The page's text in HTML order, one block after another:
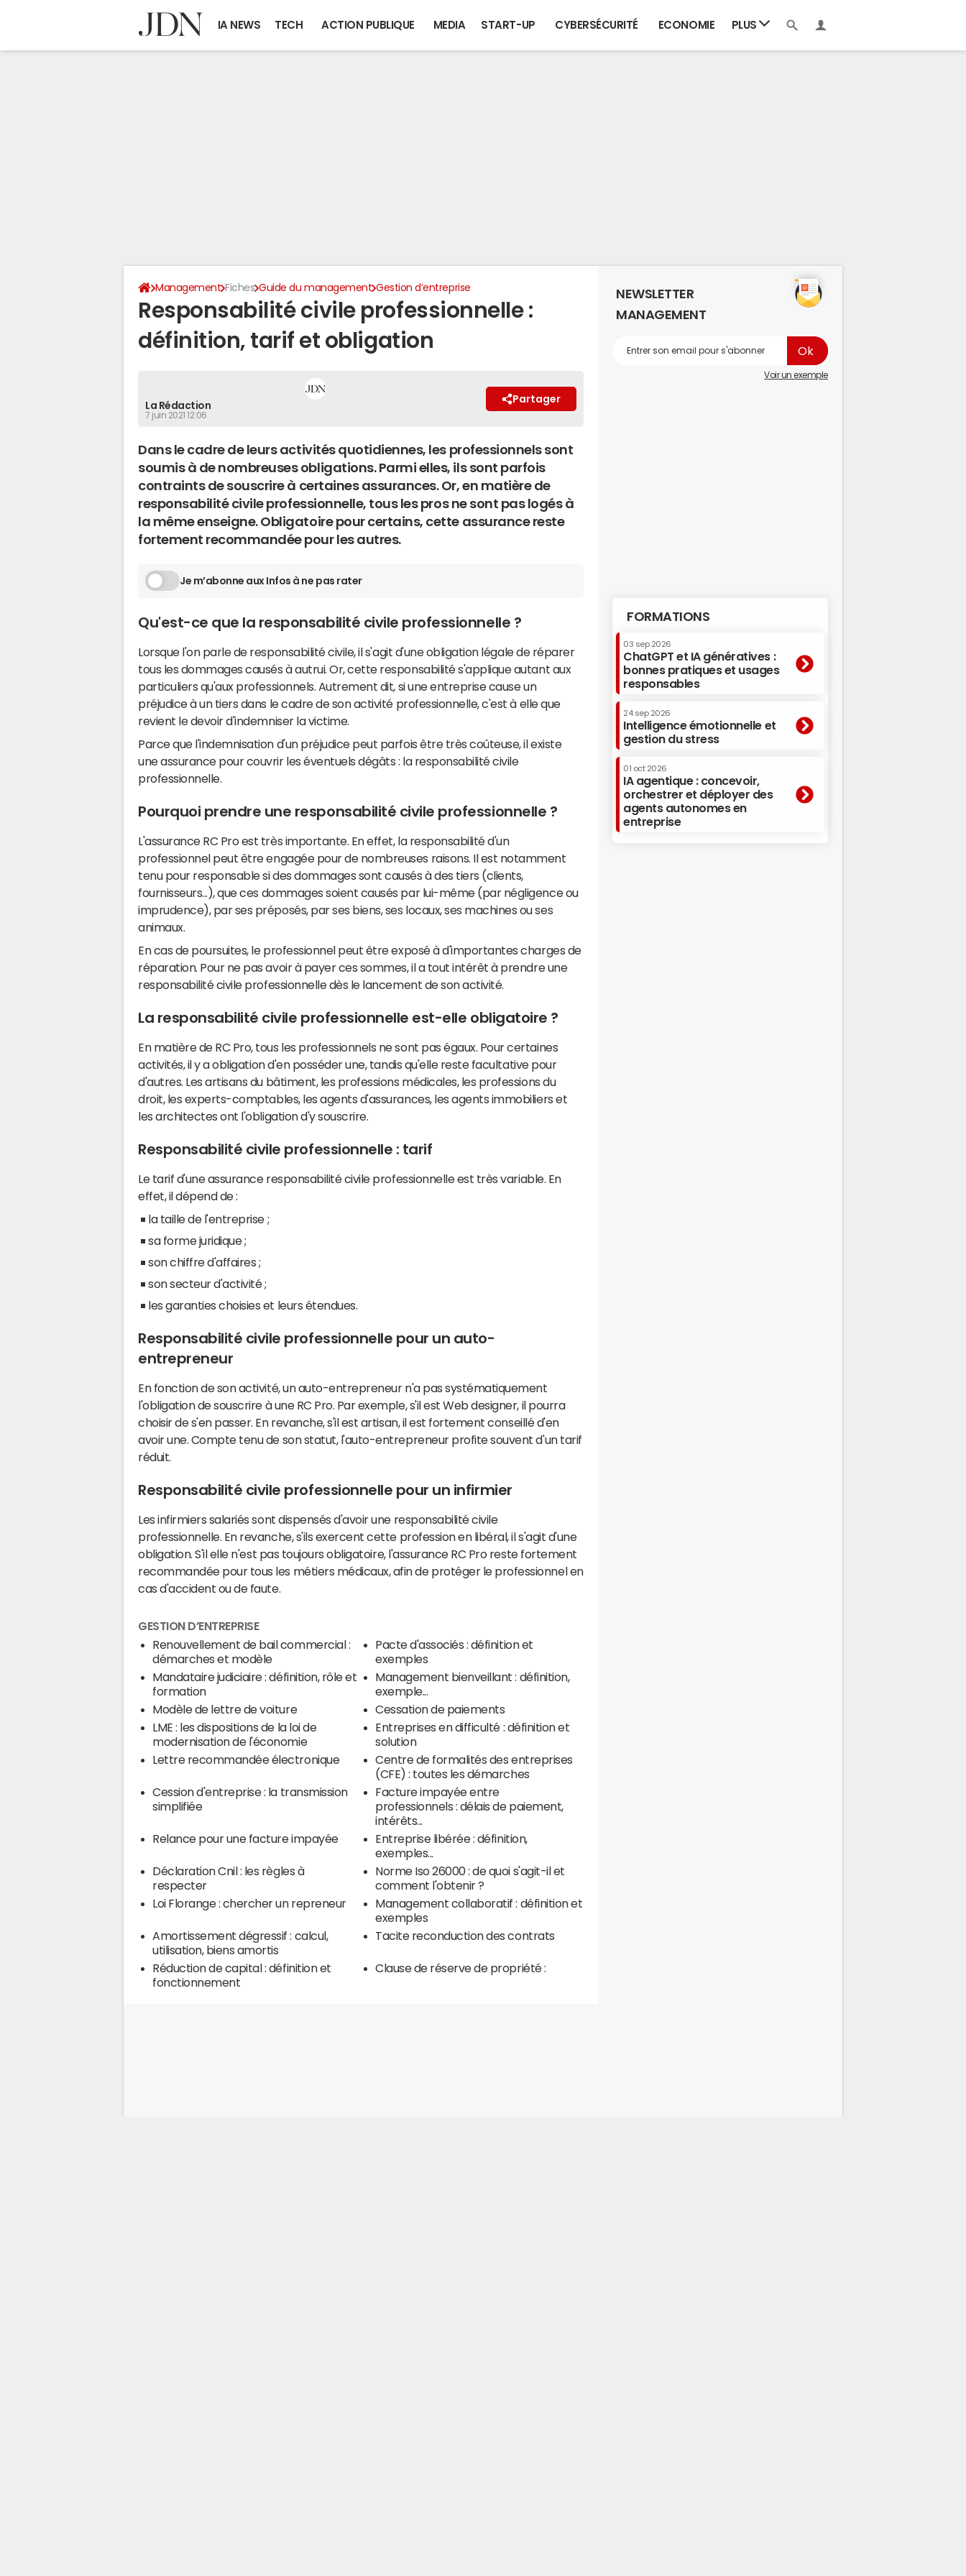
IA NEWS TECH ACTION PUBLIQUE MEDIA START-UP CYBERSÉCURITÉ ECONOMIE PLUS
Management Fiches Guide du management Gestion d’entreprise
Responsabilité civile professionnelle :
définition, tarif et obligation
La Rédaction
7 juin 2021 12:06
Partager
Dans le cadre de leurs activités quotidiennes, les professionnels sont
soumis à de nombreuses obligations. Parmi elles, ils sont parfois
contraints de souscrire à certaines assurances. Or, en matière de
responsabilité civile professionnelle, tous les pros ne sont pas logés à
la même enseigne. Obligatoire pour certains, cette assurance reste
fortement recommandée pour les autres.
Je m’abonne aux Infos à ne pas rater
Qu'est-ce que la responsabilité civile professionnelle ?
Lorsque l'on parle de responsabilité civile, il s'agit d'une obligation légale de réparer
tous les dommages causés à autrui. Or, cette responsabilité s'applique autant aux
particuliers qu'aux professionnels. Autrement dit, si une entreprise cause un
préjudice à un tiers dans le cadre de son activité professionnelle, c'est à elle que
revient le devoir d'indemniser la victime.
Parce que l'indemnisation d'un préjudice peut parfois être très coûteuse, il existe
une assurance pour couvrir les éventuels dégâts : la responsabilité civile
professionnelle.
Pourquoi prendre une responsabilité civile professionnelle ?
L'assurance RC Pro est très importante. En effet, la responsabilité d'un
professionnel peut être engagée pour de nombreuses raisons. Il est notamment
tenu pour responsable si des dommages sont causés à des tiers (clients,
fournisseurs...), que ces dommages soient causés par lui-même (par négligence ou
imprudence), par ses préposés, par ses biens, ses locaux, ses machines ou ses
animaux.
En cas de poursuites, le professionnel peut être exposé à d'importantes charges de
réparation. Pour ne pas avoir à payer ces sommes, il a tout intérêt à prendre une
responsabilité civile professionnelle dès le lancement de son activité.
La responsabilité civile professionnelle est-elle obligatoire ?
En matière de RC Pro, tous les professionnels ne sont pas égaux. Pour certaines
activités, il y a obligation d'en posséder une, tandis qu'elle reste facultative pour
d'autres. Les artisans du bâtiment, les professions médicales, les professions du
droit, les experts-comptables, les agents d'assurances, les agents immobiliers et
les architectes ont l'obligation d'y souscrire.
Responsabilité civile professionnelle : tarif
Le tarif d'une assurance responsabilité civile professionnelle est très variable. En
effet, il dépend de :
la taille de l'entreprise ;
sa forme juridique ;
son chiffre d'affaires ;
son secteur d'activité ;
les garanties choisies et leurs étendues.
Responsabilité civile professionnelle pour un auto-
entrepreneur
En fonction de son activité, un auto-entrepreneur n'a pas systématiquement
l'obligation de souscrire à une RC Pro. Par exemple, s'il est Web designer, il pourra
choisir de s'en passer. En revanche, s'il est artisan, il est fortement conseillé d'en
avoir une. Compte tenu de son statut, l'auto-entrepreneur profite souvent d'un tarif
réduit.
Responsabilité civile professionnelle pour un infirmier
Les infirmiers salariés sont dispensés d'avoir une responsabilité civile
professionnelle. En revanche, s'ils exercent cette profession en libéral, il s'agit d'une
obligation. S'il elle n'est pas toujours obligatoire, l'assurance RC Pro reste fortement
recommandée pour tous les métiers médicaux, afin de protéger le professionnel en
cas d'accident ou de faute.
GESTION D’ENTREPRISE
Renouvellement de bail commercial :
démarches et modèle
Pacte d'associés : définition et
exemples
Mandataire judiciaire : définition, rôle et
formation
Management bienveillant : définition,
exemple...
Modèle de lettre de voiture
Cessation de paiements
LME : les dispositions de la loi de
modernisation de l'économie
Entreprises en difficulté : définition et
solution
Lettre recommandée électronique
Centre de formalités des entreprises
(CFE) : toutes les démarches
Cession d'entreprise : la transmission
simplifiée
Facture impayée entre
professionnels : délais de paiement,
intérêts...
Relance pour une facture impayée
Entreprise libérée : définition,
exemples...
Déclaration Cnil : les règles à
respecter
Norme Iso 26000 : de quoi s'agit-il et
comment l'obtenir ?
Loi Florange : chercher un repreneur
Management collaboratif : définition et
exemples
Amortissement dégressif : calcul,
utilisation, biens amortis
Tacite reconduction des contrats
Réduction de capital : définition et
fonctionnement
Clause de réserve de propriété :
NEWSLETTER
MANAGEMENT
Voir un exemple
FORMATIONS
03 sep 2026
ChatGPT et IA génératives :
bonnes pratiques et usages
responsables
24 sep 2026
Intelligence émotionnelle et
gestion du stress
01 oct 2026
IA agentique : concevoir,
orchestrer et déployer des
agents autonomes en
entreprise